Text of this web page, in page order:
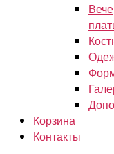
Корзина
Контакты